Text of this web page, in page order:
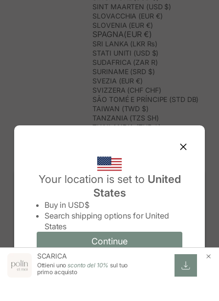
Your location is set to United
States
Buy in USD$
Search shipping options for United
States
Continue
Change country/region and language
Change country/region
Continue
SINT MAARTEN (USD $)
SLOVACCHIA (EUR €)
SLOVENIA (EUR €)
SPAGNA(EUR €)
SRI LANKA (LKR ₨)
STATI UNITI (USD $)
SUDAFRICA (ZAR R)
SURINAME (SRD $)
SVEZIA (EUR €)
SVIZZERA (CHF CHF)
SÃO TOMÉ E PRÍNCIPE (STD DB)
TAIWAN (TWD $)
TANZANIA (TZS SH)
THAILANDIA (THB ฿)
TONGA (TOP T$)
TRINIDAD E TOBAGO (TTD $)
TUNISIA (USD $)
TURCHIA (TRY ₺)
TURKMENISTAN (USD $)
UNGHERIA (EUR €)
UZBEKISTAN (UZS SO'M)
VANUATU (VUV VT)
VIETNAM (VND ₫)
WALLIS E FUTUNA (XPF FR)
SCARICA
Ottieni unosconto del 10% sul tuo
primo acquisto